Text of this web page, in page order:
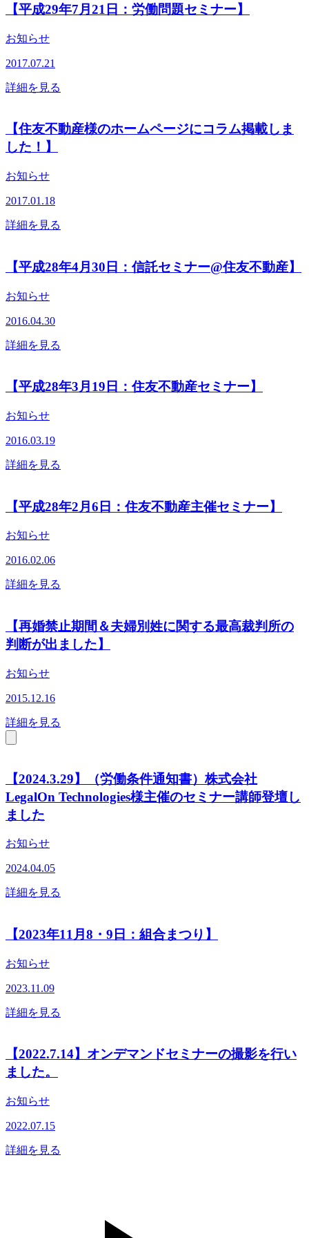
【平成29年7月21日：労働問題セミナー】
お知らせ
2017.07.21
詳細を見る
【住友不動産様のホームページにコラム掲載しま
した！】
お知らせ
2017.01.18
詳細を見る
【平成28年4月30日：信託セミナー@住友不動産】
お知らせ
2016.04.30
詳細を見る
【平成28年3月19日：住友不動産セミナー】
お知らせ
2016.03.19
詳細を見る
【平成28年2月6日：住友不動産主催セミナー】
お知らせ
2016.02.06
詳細を見る
【再婚禁止期間＆夫婦別姓に関する最高裁判所の
判断が出ました】
お知らせ
2015.12.16
詳細を見る
【2024.3.29】（労働条件通知書）株式会社
LegalOn Technologies様主催のセミナー講師登壇し
ました
お知らせ
2024.04.05
詳細を見る
【2023年11月8・9日：組合まつり】
お知らせ
2023.11.09
詳細を見る
【2022.7.14】オンデマンドセミナーの撮影を行い
ました。
お知らせ
2022.07.15
詳細を見る